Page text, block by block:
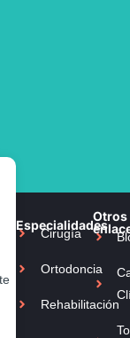
Especialidades
Cirugía
Ortodoncia
Rehabilitación
Otros